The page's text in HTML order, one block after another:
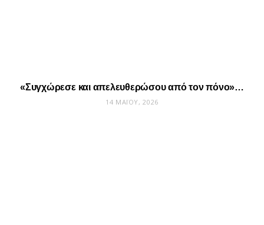
«Συγχώρεσε και απελευθερώσου από τον πόνο»…
14 ΜΑΪ́ΟΥ, 2026